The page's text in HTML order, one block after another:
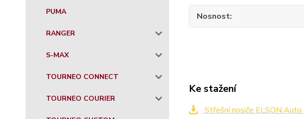
PUMA
RANGER
S-MAX
TOURNEO CONNECT
TOURNEO COURIER
Nosnost
Ke stažení
Střešní nosiče ELSON Auto